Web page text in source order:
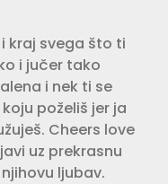
kraj svega što ti
i jučer tako
i nek ti se
poželiš jer ja
Cheers love
uz prekrasnu
ljubav.